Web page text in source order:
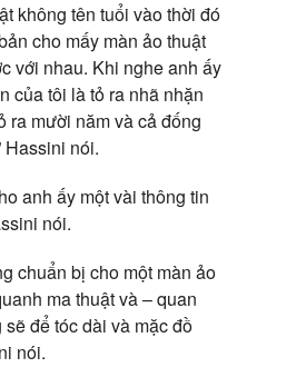
không tên tuổi vào thời đó
cho mấy màn ảo thuật
với nhau. Khi nghe anh ấy
của tôi là tỏ ra nhã nhặn
ra mười năm và cả đống
Hassini nói.
anh ấy một vài thông tin
nói.
chuẩn bị cho một màn ảo
ma thuật và – quan
để tóc dài và mặc đồ
nói.